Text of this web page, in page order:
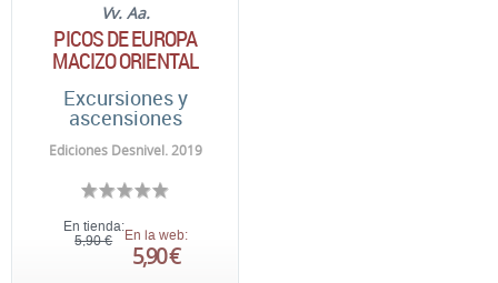
Vv. Aa.
PICOS DE EUROPA
MACIZO ORIENTAL
Excursiones y
ascensiones
Ediciones Desnivel. 2019
En tienda:
5,90 €
En la web:
5,90 €